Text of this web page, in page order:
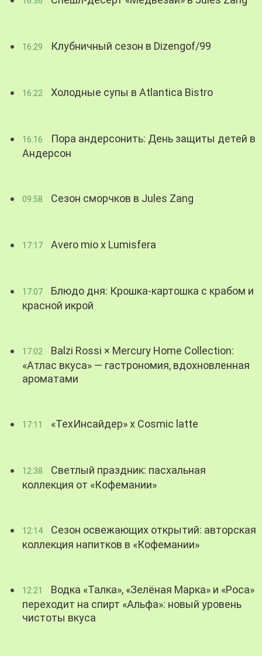
16:29 Клубничный сезон в Dizengof/99
16:22 Холодные супы в Atlantica Bistro
16:16
Пора андерсонить: День защиты детей в
Андерсон
09:58 Сезон сморчков в Jules Zang
17:17 Avero mio x Lumisfera
17:07
Блюдо дня: Крошка-картошка с крабом и
красной икрой
17:02
Balzi Rossi × Mercury Home Collection:
«Атлас вкуса» — гастрономия, вдохновленная
ароматами
17:11 «ТехИнсайдер» х Cosmic latte
12:38
Светлый праздник: пасхальная
коллекция от «Кофемании»
12:14
Сезон освежающих открытий: авторская
коллекция напитков в «Кофемании»
12:21
Водка «Талка», «Зелёная Марка» и «Роса»
переходит на спирт «Альфа»: новый уровень
чистоты вкуса